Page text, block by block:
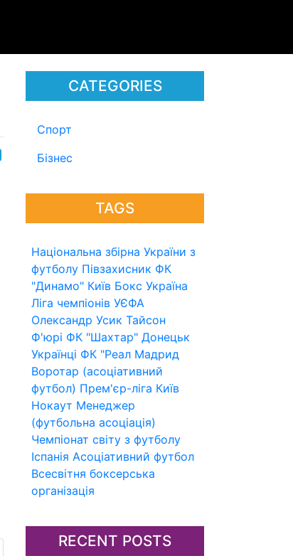
CATEGORIES
Спорт
Бізнес
TAGS
Національна збірна України з
футболу Півзахисник ФК
"Динамо" Київ Бокс Україна
Ліга чемпіонів УЄФА
Олександр Усик Тайсон
Ф'юрі ФК "Шахтар" Донецьк
Українці ФК "Реал Мадрид
Воротар (асоціативний
футбол) Прем'єр-ліга Київ
Нокаут Менеджер
(футбольна асоціація)
Чемпіонат світу з футболу
Іспанія Асоціативний футбол
Всесвітня боксерська
організація
RECENT POSTS